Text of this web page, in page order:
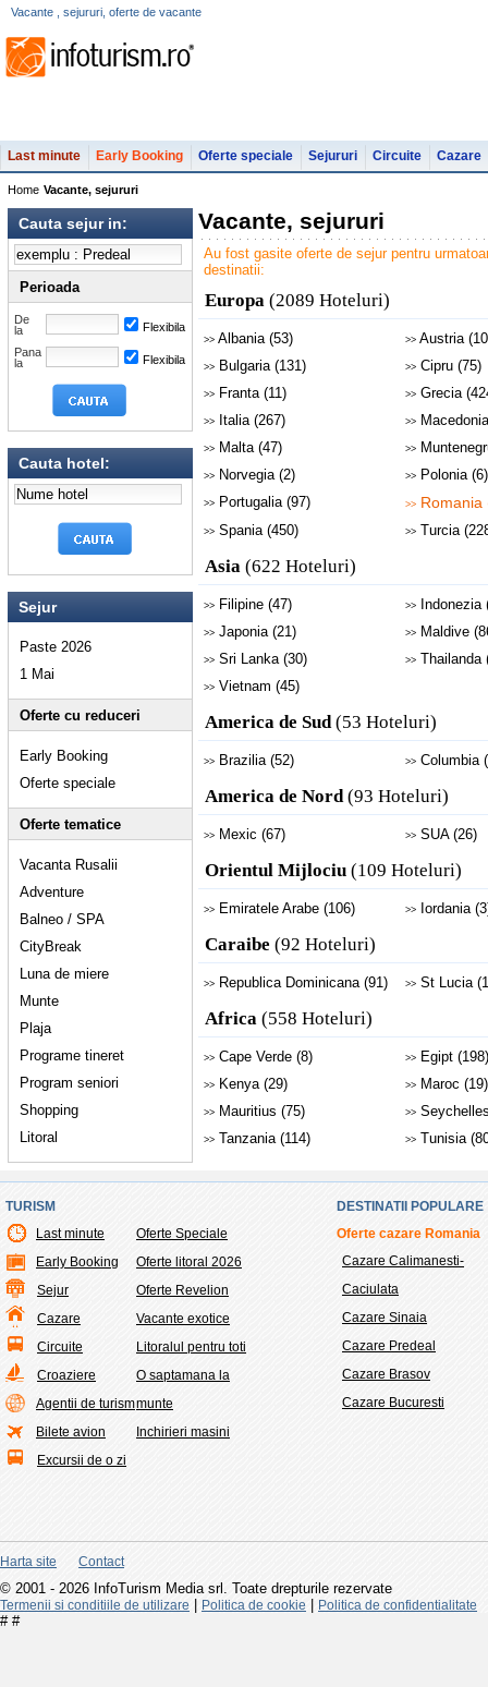
Vacante , sejururi, oferte de vacante
Last minute Early Booking Oferte speciale Sejururi Circuite Cazare
Home Vacante, sejururi
Cauta sejur in:
Perioada
De
la
Flexibila
Pana
la
Flexibila
Cauta hotel:
Sejur
Paste 2026
1 Mai
Oferte cu reduceri
Early Booking
Oferte speciale
Oferte tematice
Vacanta Rusalii
Adventure
Balneo / SPA
CityBreak
Luna de miere
Munte
Plaja
Programe tineret
Program seniori
Shopping
Litoral
Vacante, sejururi
Au fost gasite oferte de sejur pentru
destinatii:
Europa (2089 Hoteluri)
>> Albania (53) >> Austria
>> Bulgaria (131) >> Cipru (75)
>> Franta (11) >> Grecia
>> Italia (267) >>
>> Malta (47) >>
>> Norvegia (2) >> Polonia (6)
>> Portugalia (97) >> Romania
>> Spania (450) >> Turcia
Asia (622 Hoteluri)
>> Filipine (47) >> Indonezia
>> Japonia (21) >> Maldive
>> Sri Lanka (30) >> Thailanda
>> Vietnam (45)
America de Sud(53 Hoteluri)
>> Brazilia (52) >> Columbia
America de Nord(93 Hoteluri)
>> Mexic (67) >> SUA (26)
Orientul Mijlociu (109 Hoteluri)
>> Emiratele Arabe (106) >> Iordania
Caraibe (92 Hoteluri)
>> Republica Dominicana (91) >> St Lucia
Africa (558 Hoteluri)
>> Cape Verde (8) >> Egipt (198)
>> Kenya (29) >> Maroc (19)
>> Mauritius (75) >>
>> Tanzania (114) >> Tunisia
TURISM
Last minute
Early Booking
Sejur
Cazare
Circuite
Croaziere
Agentii de turism
Bilete avion
Excursii de o zi
Oferte Speciale
Oferte litoral 2026
Oferte Revelion
Vacante exotice
Litoralul pentru toti
O saptamana la
munte
Inchirieri masini
DESTINATII POPULARE
Oferte cazare Romania
Cazare Calimanesti-
Caciulata
Cazare Sinaia
Cazare Predeal
Cazare Brasov
Cazare Bucuresti
Harta site Contact
© 2001 - 2026 InfoTurism Media srl. Toate drepturile rezervate
Termenii si conditiile de utilizare Politica de cookie Politica de confidentialitate
# #